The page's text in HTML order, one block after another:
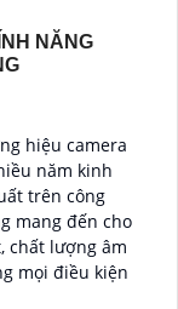
NĂNG
hiệu camera
năm kinh
trên công
mang đến cho
chất lượng âm
mọi điều kiện